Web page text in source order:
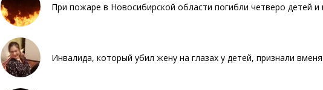
При пожаре в Новосибирской области погибли четверо детей и
Инвалида, который убил жену на глазах у детей, признали